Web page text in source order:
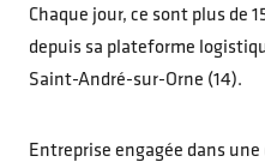
Chaque jour, ce sont plus de
depuis sa plateforme
Saint-André-sur-Orne (14).
Entreprise engagée dans